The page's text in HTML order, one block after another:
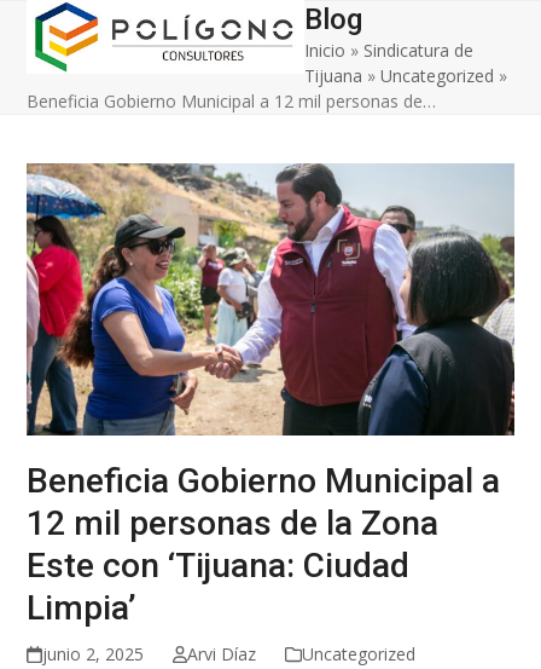
Skip
content
Open
mobile
menu
Close
mobile
menu
Blog
Inicio » Sindicatura de
Tijuana »Uncategorized »
Beneficia Gobierno Municipal a 12 mil personas de…
Beneficia Gobierno Municipal a
12 mil personas de la Zona
Este con ‘Tijuana: Ciudad
Limpia’
junio 2, 2025 Arvi Díaz Uncategorized